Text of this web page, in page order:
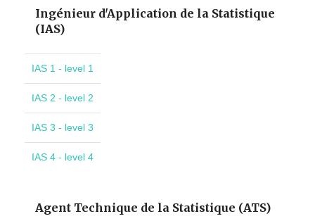
Ingénieur d'Application de la Statistique
(IAS)
IAS 1 - level 1
IAS 2 - level 2
IAS 3 - level 3
IAS 4 - level 4
Agent Technique de la Statistique (ATS)